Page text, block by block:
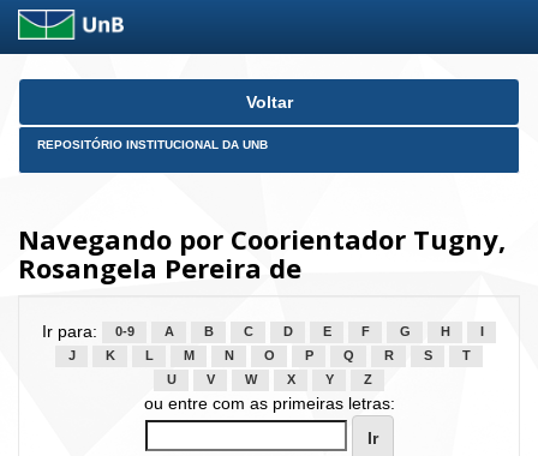
Skip
Voltar
REPOSITÓRIO INSTITUCIONAL DA UNB
Navegando por Coorientador Tugny,
Rosangela Pereira de
Ir para: 0-9 A B C D E F G H
J
K L M N O P Q R S
T
U
V W X Y Z
ou entre com as primeiras letras: